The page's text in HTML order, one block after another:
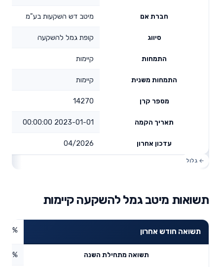
חברת אם מיטב דש השקעות בע"מ
סיווג קופת גמל להשקעה
התמחות קיימות
התמחות משנית קיימות
מספר קרן 14270
תאריך הקמה 2023-01-01 00:00:00
עדכון אחרון 04/2026
תשואות מיטב גמל להשקעה קיימות
תשואה חודש אחרון
תשואה מתחילת השנה